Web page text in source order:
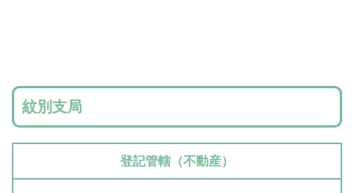
紋別支局
登記管轄（不動産）